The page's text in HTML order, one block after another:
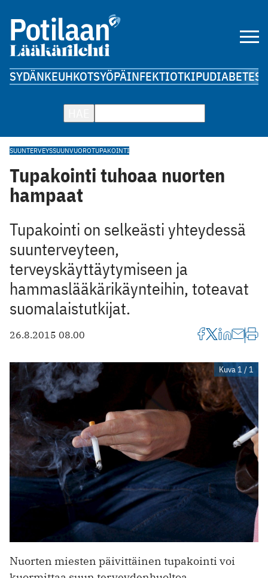
SYDÄNKEUHKOTSYÖPÄINFEKTIOTKIPUDIABETES
SUUNTERVEYSSUUNVUOROTUPAKOINTI
Tupakointi tuhoaa nuorten
hampaat
Tupakointi on selkeästi yhteydessä
suunterveyteen,
terveyskäyttäytymiseen ja
hammaslääkärikäynteihin, toteavat
suomalaistutkijat.
26.8.2015 08.00
Kuva 1 / 1
Nuorten miesten päivittäinen tupakointi voi